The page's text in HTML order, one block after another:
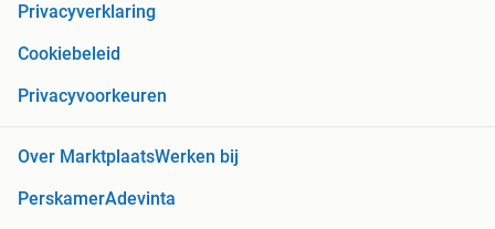
Privacyverklaring
Cookiebeleid
Privacyvoorkeuren
Over MarktplaatsWerken bij
PerskamerAdevinta